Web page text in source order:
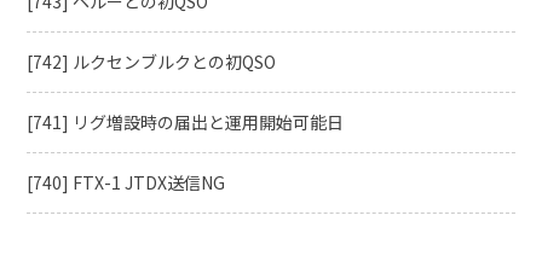
[742] ルクセンブルクとの初QSO
[741] リグ増設時の届出と運用開始可能日
[740] FTX-1 JTDX送信NG